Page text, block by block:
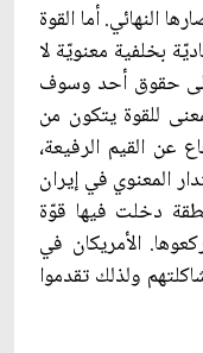
النهائي. أما القوة
بخلفية معنويّة لا
حقوق أحد وسوف
للقوة يتكون من
عن القيم الرفيعة،
المعنوي في إيران
دخلت فيها قوّة
الأمريكان في
ولذلك تقدموا